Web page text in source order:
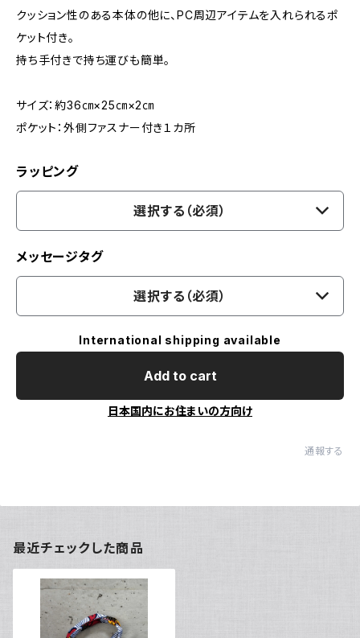
クッション性のある本体の他に、PC周辺アイテムを入れられるポ
ケット付き。
持ち手付きで持ち運びも簡単。
サイズ：約36㎝×25㎝×2㎝
ポケット：外側ファスナー付き１カ所
ラッピング
選択する（必須）
メッセージタグ
選択する（必須）
International shipping available
Add to cart
日本国内にお住まいの方向け
通報する
最近チェックした商品